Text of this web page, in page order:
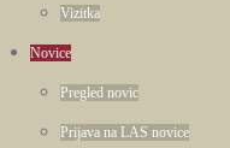
Vizitka
Novice
Pregled novic
Prijava na LAS novice